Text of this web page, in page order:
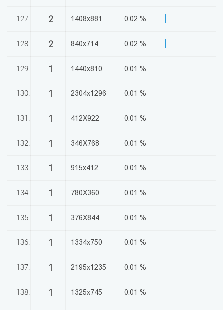
127. 2 1408x881 0.02 %
128. 2 840x714 0.02 %
129. 1 1440x810 0.01 %
130. 1 2304x1296 0.01 %
131. 1 412X922 0.01 %
132. 1 346X768 0.01 %
133. 1 915x412 0.01 %
134. 1 780X360 0.01 %
135. 1 376X844 0.01 %
136. 1 1334x750 0.01 %
137. 1 2195x1235 0.01 %
138. 1 1325x745 0.01 %